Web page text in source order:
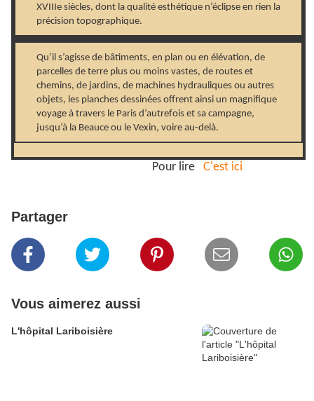
XVIIIe siècles, dont la qualité esthétique n’éclipse en rien la
précision topographique.
Qu’il s’agisse de bâtiments, en plan ou en élévation, de
parcelles de terre plus ou moins vastes, de routes et
chemins, de jardins, de machines hydrauliques ou autres
objets, les planches dessinées offrent ainsi un magnifique
voyage à travers le Paris d’autrefois et sa campagne,
jusqu’à la Beauce ou le Vexin, voire au-delà.
Pour lire C'est ici
Partager
Vous aimerez aussi
L'hôpital Lariboisière